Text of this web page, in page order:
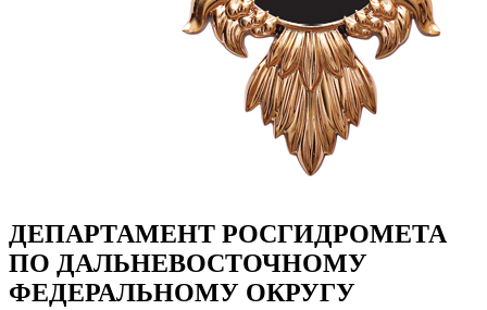
ДЕПАРТАМЕНТ РОСГИДРОМЕТА
ПО ДАЛЬНЕВОСТОЧНОМУ
ФЕДЕРАЛЬНОМУ ОКРУГУ